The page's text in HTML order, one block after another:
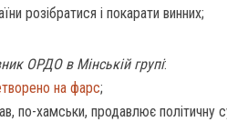
розібратися і покарати винних;
ОРДО в Мінській групі:
на фарс;
по-хамськи, продавлює політичну